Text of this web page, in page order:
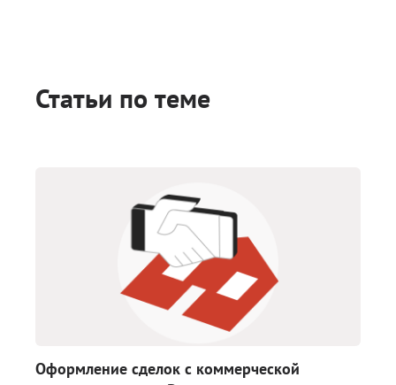
Статьи по теме
Оформление сделок с коммерческой